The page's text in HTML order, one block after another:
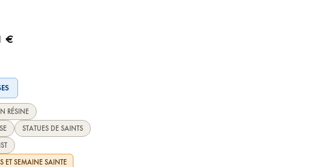
€
RÉSINE
STATUES DE SAINTS
ET SEMAINE SAINTE